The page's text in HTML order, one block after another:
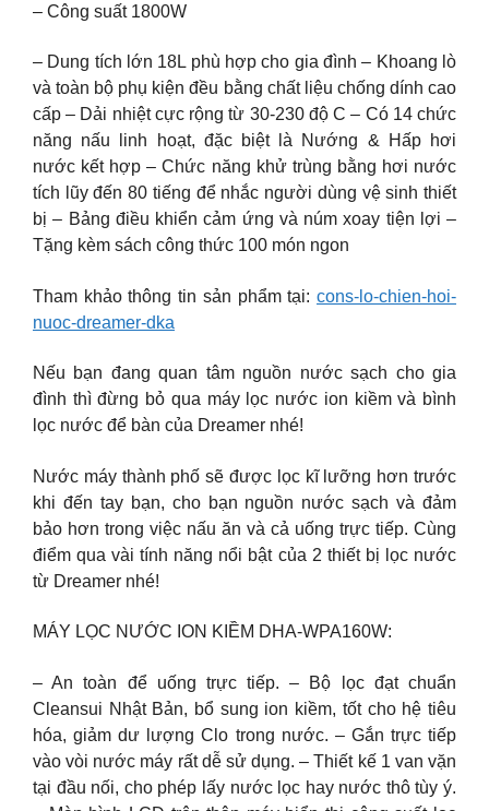
– Công suất 1800W
– Dung tích lớn 18L phù hợp cho gia đình – Khoang lò
và toàn bộ phụ kiện đều bằng chất liệu chống dính cao
cấp – Dải nhiệt cực rộng từ 30-230 độ C – Có 14 chức
năng nấu linh hoạt, đặc biệt là Nướng & Hấp hơi
nước kết hợp – Chức năng khử trùng bằng hơi nước
tích lũy đến 80 tiếng để nhắc người dùng vệ sinh thiết
bị – Bảng điều khiển cảm ứng và núm xoay tiện lợi –
Tặng kèm sách công thức 100 món ngon
Tham khảo thông tin sản phẩm tại: cons-lo-chien-hoi-
nuoc-dreamer-dka
Nếu bạn đang quan tâm nguồn nước sạch cho gia
đình thì đừng bỏ qua máy lọc nước ion kiềm và bình
lọc nước để bàn của Dreamer nhé!
Nước máy thành phố sẽ được lọc kĩ lưỡng hơn trước
khi đến tay bạn, cho bạn nguồn nước sạch và đảm
bảo hơn trong việc nấu ăn và cả uống trực tiếp. Cùng
điểm qua vài tính năng nổi bật của 2 thiết bị lọc nước
từ Dreamer nhé!
MÁY LỌC NƯỚC ION KIỀM DHA-WPA160W:
– An toàn để uống trực tiếp. – Bộ lọc đạt chuẩn
Cleansui Nhật Bản, bổ sung ion kiềm, tốt cho hệ tiêu
hóa, giảm dư lượng Clo trong nước. – Gắn trực tiếp
vào vòi nước máy rất dễ sử dụng. – Thiết kế 1 van vặn
tại đầu nối, cho phép lấy nước lọc hay nước thô tùy ý.